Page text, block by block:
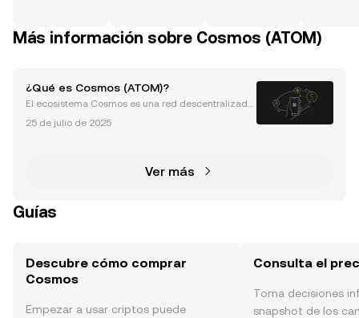
Más información sobre Cosmos (ATOM)
¿Qué es Cosmos (ATOM)?
El ecosistema Cosmos es una red descentralizada
Cosmos, también llamadas Zonas, son paralelas, int
25 de julio de 2025
Ver más
Guías
Descubre cómo comprar
Cosmos
Empezar a usar criptos puede
Consulta el
Toma decisiones
snapshot de los